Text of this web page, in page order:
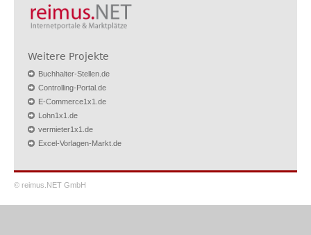
Weitere Projekte
Buchhalter-Stellen.de
Controlling-Portal.de
E-Commerce1x1.de
Lohn1x1.de
vermieter1x1.de
Excel-Vorlagen-Markt.de
© reimus.NET GmbH